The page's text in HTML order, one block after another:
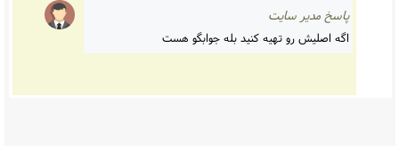
پاسخ مدیر سایت
اگه اصلیش رو تهیه کنید بله جوابگو هست